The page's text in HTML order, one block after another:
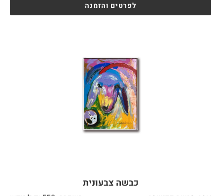
לפרטים והזמנה
כבשה צבעונית